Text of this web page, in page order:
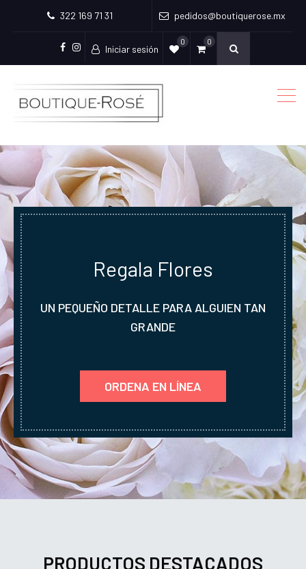
322 169 71 31 pedidos@boutiquerose.mx
Facebook
Instagram
Iniciar sesión
0 0
Regala Flores
UN PEQUEÑO DETALLE PARA ALGUIEN TAN
GRANDE
ORDENA EN LÍNEA
PRODUCTOS DESTACADOS